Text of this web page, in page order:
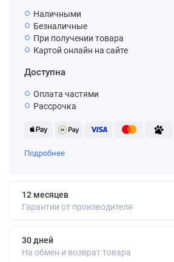
Наличными
Безналичные
При получении товара
Картой онлайн на сайте
Доступна
Оплата частями
Рассрочка
Подробнее
12 месяцев
Гарантии от производителя
30 дней
На обмен и возврат товара